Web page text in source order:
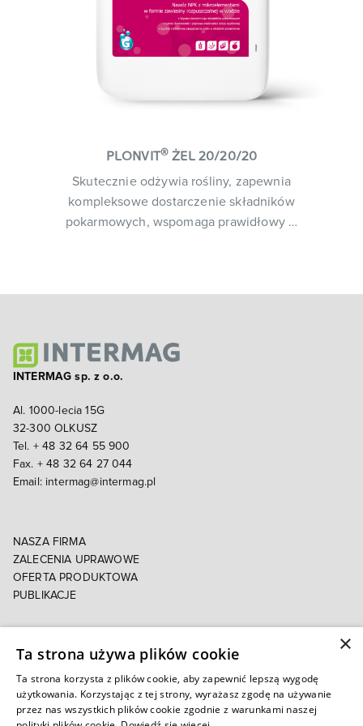
PLONVIT® ŻEL 20/20/20
Skutecznie odżywia rośliny, zapewnia
kompleksowe dostarczenie składników
pokarmowych, wspomaga prawidłowy …
INTERMAG sp. z o.o.
Al. 1000-lecia 15G
32-300 OLKUSZ
Tel. + 48 32 64 55 900
Fax. + 48 32 64 27 044
Email: intermag@intermag.pl
NASZA FIRMA
ZALECENIA UPRAWOWE
OFERTA PRODUKTOWA
PUBLIKACJE
POLITYKA COOKIES
E-FAKTURA
Autoryzowany e-sklep
×
Ta strona używa plików cookie
Ta strona korzysta z plików cookie, aby zapewnić lepszą wygodę
użytkowania. Korzystając z tej strony, wyrażasz zgodę na używanie
przez nas wszystkich plików cookie zgodnie z warunkami naszej